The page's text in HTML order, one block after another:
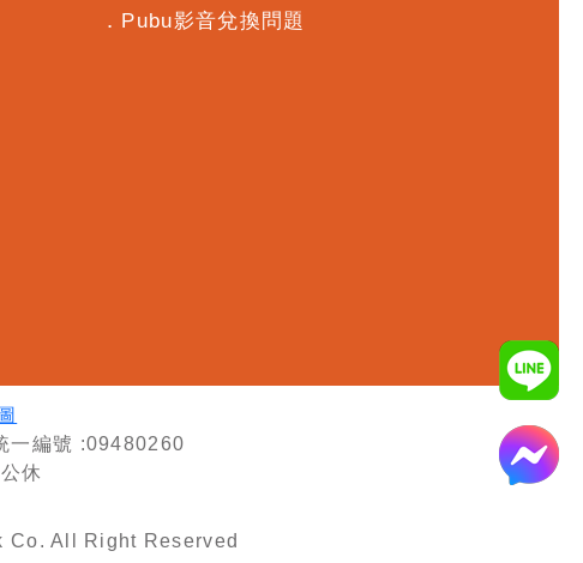
． Pubu影音兌換問題
一編號 :09480260
休
Co. All Right Reserved